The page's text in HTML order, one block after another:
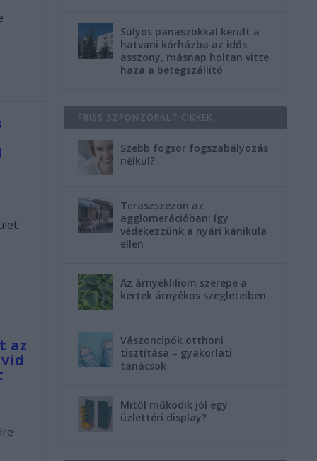
az
Súlyos panaszokkal került a
hatvani kórházba az idős
asszony, másnap holtan vitte
haza a betegszállító
FRISS SZPONZORÁLT CIKKEK
Szebb fogsor fogszabályozás
nélkül?
Teraszszezon az
agglomerációban: így
védekezzünk a nyári kánikula
ellen
Az árnyékliliom szerepe a
kertek árnyékos szegleteiben
Vászoncipők otthoni
tisztítása – gyakorlati
tanácsok
Mitől működik jól egy
üzlettéri display?